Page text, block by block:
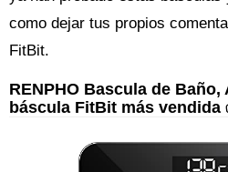
como dejar tus propios
FitBit.
RENPHO Bascula de
báscula FitBit más vendida